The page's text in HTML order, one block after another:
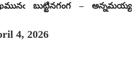
బుట్టినగంగ – అన్నమయ్య
4, 2026